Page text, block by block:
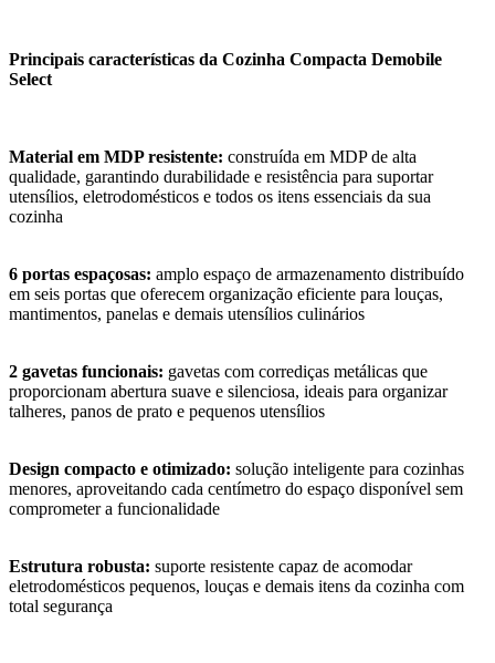
Principais características da Cozinha Compacta Demobile
Select
Material em MDP resistente: construída em MDP de alta
qualidade, garantindo durabilidade e resistência para suportar
utensílios, eletrodomésticos e todos os itens essenciais da sua
cozinha
6 portas espaçosas: amplo espaço de armazenamento distribuído
em seis portas que oferecem organização eficiente para louças,
mantimentos, panelas e demais utensílios culinários
2 gavetas funcionais: gavetas com corrediças metálicas que
proporcionam abertura suave e silenciosa, ideais para organizar
talheres, panos de prato e pequenos utensílios
Design compacto e otimizado: solução inteligente para cozinhas
menores, aproveitando cada centímetro do espaço disponível sem
comprometer a funcionalidade
Estrutura robusta: suporte resistente capaz de acomodar
eletrodomésticos pequenos, louças e demais itens da cozinha com
total segurança